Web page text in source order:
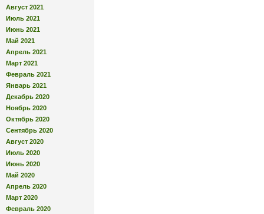
Август 2021
Июль 2021
Июнь 2021
Май 2021
Апрель 2021
Март 2021
Февраль 2021
Январь 2021
Декабрь 2020
Ноябрь 2020
Октябрь 2020
Сентябрь 2020
Август 2020
Июль 2020
Июнь 2020
Май 2020
Апрель 2020
Март 2020
Февраль 2020